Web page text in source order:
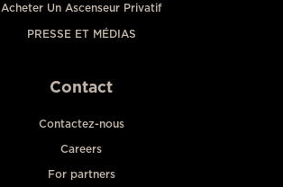
Acheter Un Ascenseur Privatif
PRESSE ET MÉDIAS
Contact
Contactez-nous
Careers
For partners